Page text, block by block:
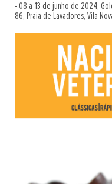
- 08 a 13 de junho de 2024,
86, Praia de Lavadores, Vila